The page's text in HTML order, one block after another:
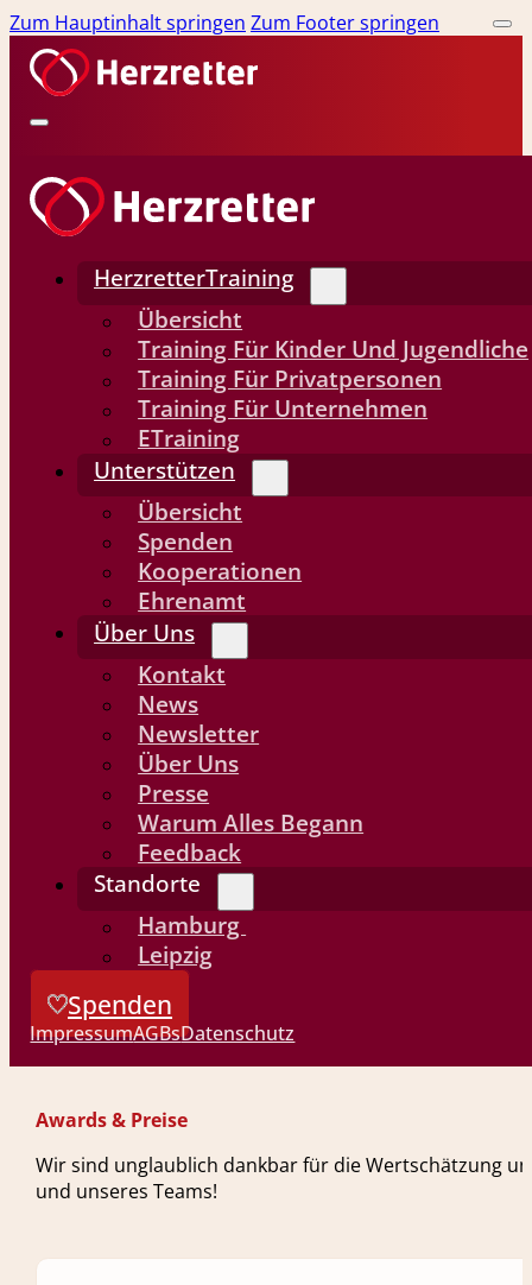
Zum Hauptinhalt springen Zum Footer springen
HerzretterTraining
Übersicht
Training Für Kinder Und Jugendliche
Training Für Privatpersonen
Training Für Unternehmen
ETraining
Unterstützen
Übersicht
Spenden
Kooperationen
Ehrenamt
Über Uns
Kontakt
News
Newsletter
Über Uns
Presse
Warum Alles Begann
Feedback
Standorte
Hamburg
Leipzig
Spenden
ImpressumAGBsDatenschutz
Awards & Preise
Wir sind unglaublich dankbar für die Wertschätzung
und unseres Teams!